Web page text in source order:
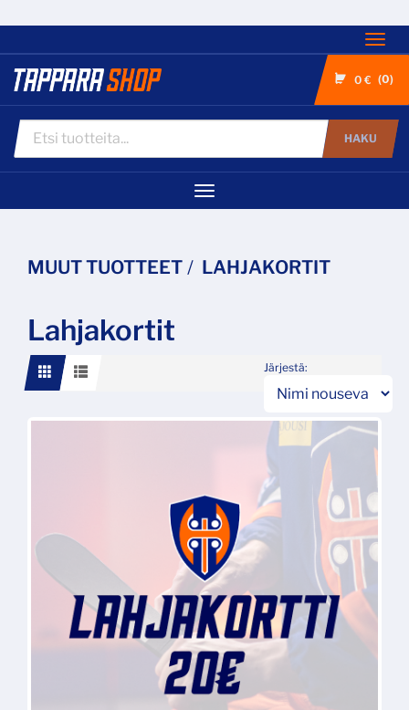
0 € 0
HAKU
Navigaatio
MUUT TUOTTEET LAHJAKORTIT
Lahjakortit
Järjestä: